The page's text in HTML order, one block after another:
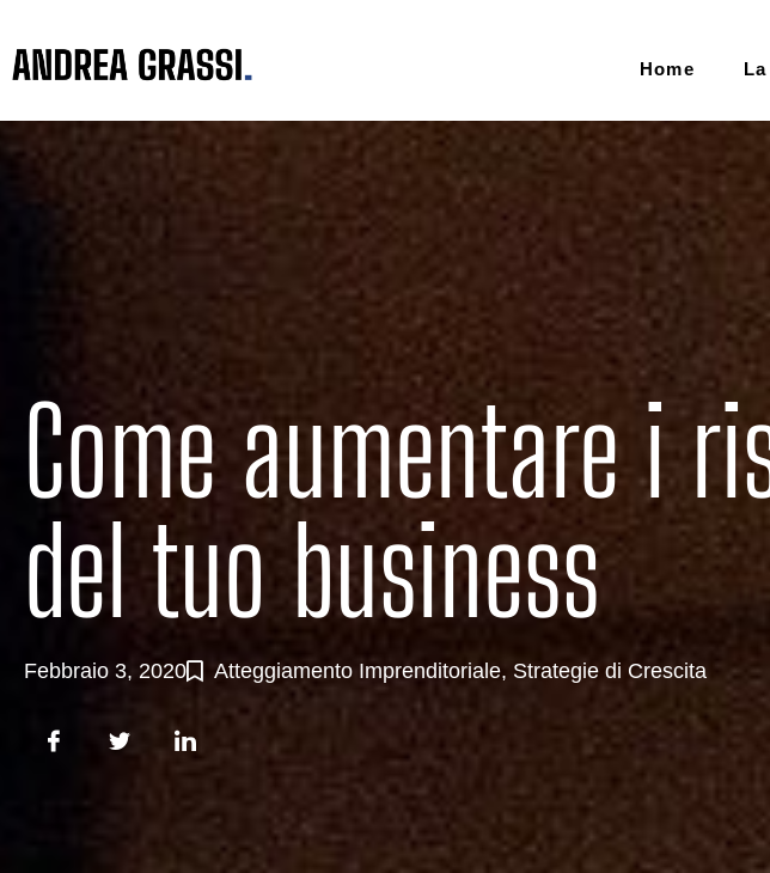
Home
Come aumentare i
del tuo business
Febbraio 3, 2020 Atteggiamento Imprenditoriale, Strategie di Crescita